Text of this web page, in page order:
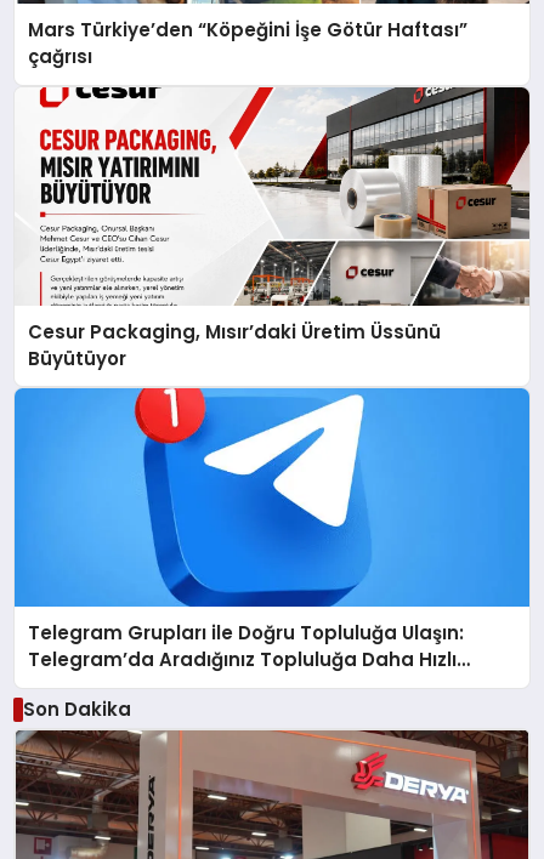
Mars Türkiye’den “Köpeğini İşe Götür Haftası”
çağrısı
Cesur Packaging, Mısır’daki Üretim Üssünü
Büyütüyor
Telegram Grupları ile Doğru Topluluğa Ulaşın:
Telegram’da Aradığınız Topluluğa Daha Hızlı
Ulaşın
Son Dakika